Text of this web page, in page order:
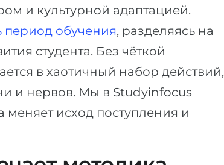
и культурной адаптацией.
период обучения, разделяясь на
студента. Без чёткой
в хаотичный набор действий,
и нервов. Мы в Studyinfocus
исход поступления и